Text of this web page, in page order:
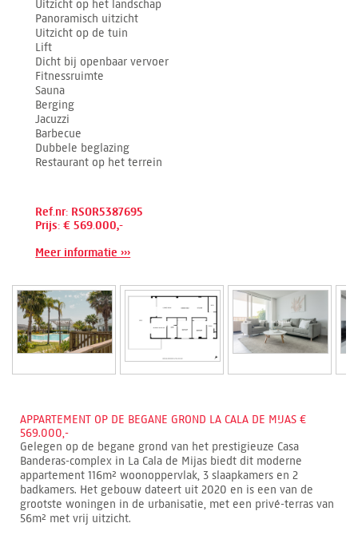
Uitzicht op het landschap
Panoramisch uitzicht
Uitzicht op de tuin
Lift
Dicht bij openbaar vervoer
Fitnessruimte
Sauna
Berging
Jacuzzi
Barbecue
Dubbele beglazing
Restaurant op het terrein
Ref.nr: RSOR5387695
Prijs: € 569.000,-
Meer informatie ›››
APPARTEMENT OP DE BEGANE GROND LA CALA DE MIJAS €
569.000,-
Gelegen op de begane grond van het prestigieuze Casa
Banderas-complex in La Cala de Mijas biedt dit moderne
appartement 116m² woonoppervlak, 3 slaapkamers en 2
badkamers. Het gebouw dateert uit 2020 en is een van de
grootste woningen in de urbanisatie, met een privé-terras van
56m² met vrij uitzicht.